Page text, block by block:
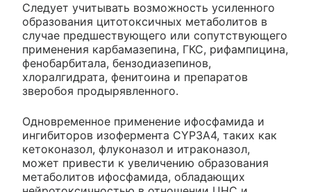
Следует учитывать возможность усиленного
образования цитотоксичных метаболитов в
случае предшествующего или сопутствующего
применения карбамазепина, ГКС, рифампицина,
фенобарбитала, бензодиазепинов,
хлоралгидрата, фенитоина и препаратов
зверобоя продырявленного.
Одновременное применение ифосфамида и
ингибиторов изофермента CYP3A4, таких как
кетоконазол, флуконазол и итраконазол,
может привести к увеличению образования
метаболитов ифосфамида, обладающих